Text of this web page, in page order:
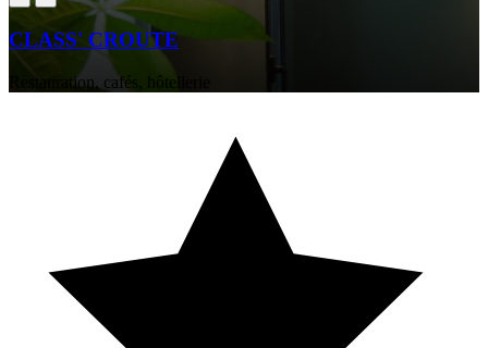
CLASS' CROUTE
Restauration, cafés, hôtellerie